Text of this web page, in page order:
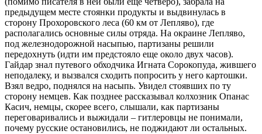
предыдущем месте стоянки продукты и выдвинулась в
сторону Прохоровского леса (60 км от Лепляво), где
располагались основные силы отряда. На окраине Лепляво,
под железнодорожной насыпью, партизаны решили
передохнуть (идти им предстояло еще около двух часов).
Гайдар знал путевого обходчика Игната Сорокопуда, жившего
неподалеку, и вызвался сходить попросить у него картошки.
Взял ведро, поднялся на насыпь. Увидел стоявших по ту
сторону немцев. Как позднее рассказывал колхозник Опанас
Касич, немцы, скорее всего, слышали, как партизаны
переговаривались и выжидали – гитлеровцы не понимали,
почему русские остановились, не поджидают ли остальных.